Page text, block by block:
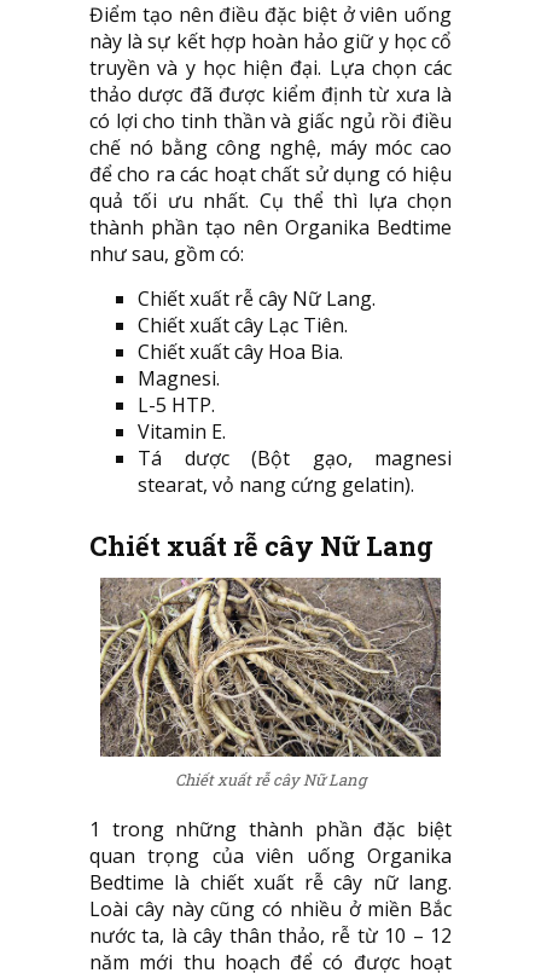
Điểm tạo nên điều đặc biệt ở viên uống
này là sự kết hợp hoàn hảo giữ y học cổ
truyền và y học hiện đại. Lựa chọn các
thảo dược đã được kiểm định từ xưa là
có lợi cho tinh thần và giấc ngủ rồi điều
chế nó bằng công nghệ, máy móc cao
để cho ra các hoạt chất sử dụng có hiệu
quả tối ưu nhất. Cụ thể thì lựa chọn
thành phần tạo nên Organika Bedtime
như sau, gồm có:
Chiết xuất rễ cây Nữ Lang.
Chiết xuất cây Lạc Tiên.
Chiết xuất cây Hoa Bia.
Magnesi.
L-5 HTP.
Vitamin E.
Tá dược (Bột gạo, magnesi
stearat, vỏ nang cứng gelatin).
Chiết xuất rễ cây Nữ Lang
Chiết xuất rễ cây Nữ Lang
1 trong những thành phần đặc biệt
quan trọng của viên uống Organika
Bedtime là chiết xuất rễ cây nữ lang.
Loài cây này cũng có nhiều ở miền Bắc
nước ta, là cây thân thảo, rễ từ 10 – 12
năm mới thu hoạch để có được hoạt